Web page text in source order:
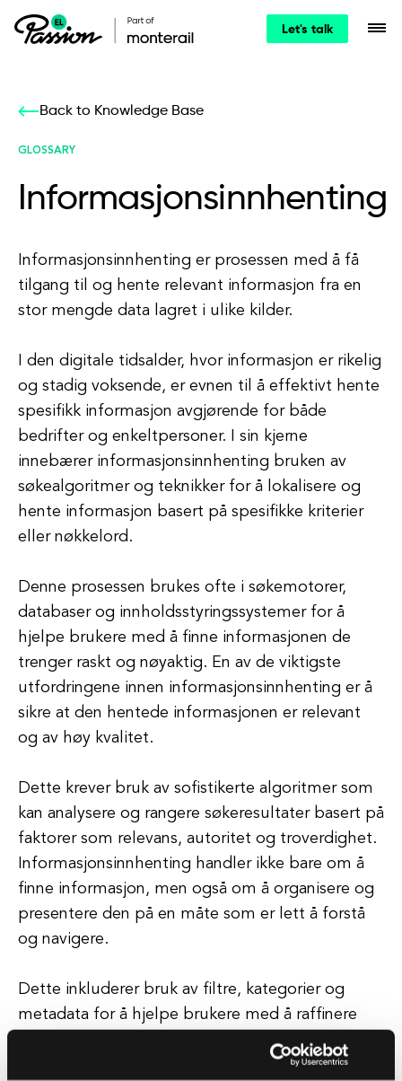
Let's talk
Back to Knowledge Base
GLOSSARY
Informasjonsinnhenting
Informasjonsinnhenting er prosessen med å få
tilgang til og hente relevant informasjon fra en
stor mengde data lagret i ulike kilder.
I den digitale tidsalder, hvor informasjon er rikelig
og stadig voksende, er evnen til å effektivt hente
spesifikk informasjon avgjørende for både
bedrifter og enkeltpersoner. I sin kjerne
innebærer informasjonsinnhenting bruken av
søkealgoritmer og teknikker for å lokalisere og
hente informasjon basert på spesifikke kriterier
eller nøkkelord.
Denne prosessen brukes ofte i søkemotorer,
databaser og innholdsstyringssystemer for å
hjelpe brukere med å finne informasjonen de
trenger raskt og nøyaktig. En av de viktigste
utfordringene innen informasjonsinnhenting er å
sikre at den hentede informasjonen er relevant
og av høy kvalitet.
Dette krever bruk av sofistikerte algoritmer som
kan analysere og rangere søkeresultater basert på
faktorer som relevans, autoritet og troverdighet.
Informasjonsinnhenting handler ikke bare om å
finne informasjon, men også om å organisere og
presentere den på en måte som er lett å forstå
og navigere.
Dette inkluderer bruk av filtre, kategorier og
metadata for å hjelpe brukere med å raffinere
søkeresultatene sine og finne informasjonen de
leter etter. I dagens hurtige digitale verden er